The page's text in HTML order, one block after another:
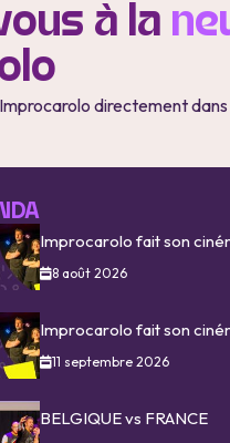
à la
directement
Improcarolo fait son
8 août 2026
Improcarolo fait son
11 septembre 2026
BELGIQUE vs FRANCE